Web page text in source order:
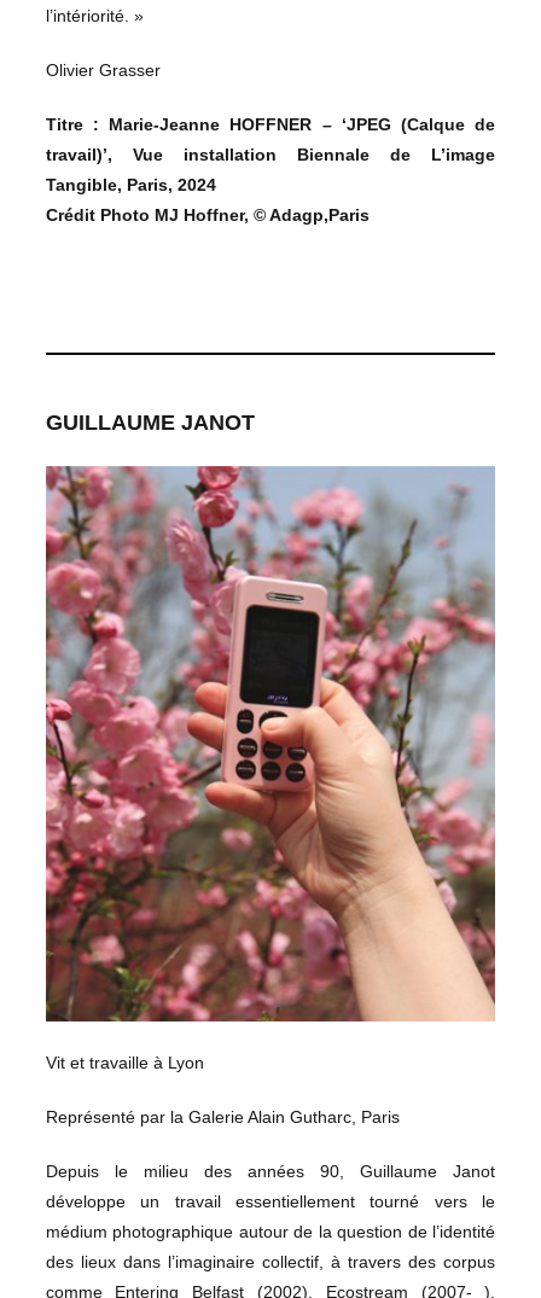
l’intériorité. »
Olivier Grasser
Titre : Marie-Jeanne HOFFNER – ‘JPEG (Calque de
travail)’, Vue installation Biennale de L’image
Tangible, Paris, 2024
Crédit Photo MJ Hoffner, ©Adagp,Paris
GUILLAUME JANOT
Vit et travaille à Lyon
Représenté par la Galerie Alain Gutharc, Paris
Depuis le milieu des années 90, Guillaume Janot
développe un travail essentiellement tourné vers le
médium photographique autour de la question de l’identité
des lieux dans l’imaginaire collectif, à travers des corpus
comme Entering Belfast (2002), Ecostream (2007- ),